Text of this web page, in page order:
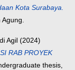
Kota Surabaya.
Agil (2024)
RAB PROYEK
thesis,